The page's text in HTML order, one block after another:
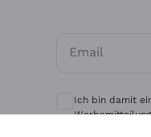
Antinori
Ca' del Bosco
Email
Optionale
Ich bin damit